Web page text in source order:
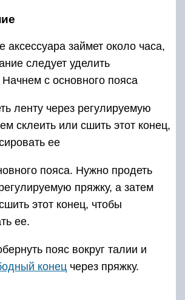
аксессуара займет около часа,
следует уделить
с основного пояса
ленту через регулируемую
склеить или сшить этот конец,
ее
пояса. Нужно продеть
пряжку, а затем
этот конец, чтобы
ее.
пояс вокруг талии и
конец через пряжку.